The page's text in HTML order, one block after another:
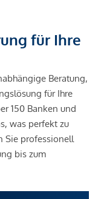
für Ihre
Beratung,
für Ihre
150 Banken und
was perfekt zu
Sie professionell
bis zum